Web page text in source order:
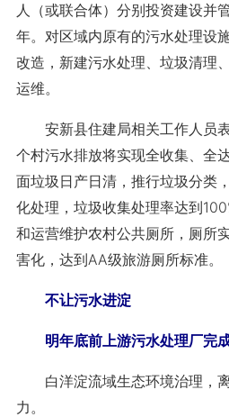
人（或联合体）分别投资建设并
年。对区域内原有的污水处理设
改造，新建污水处理、垃圾清理
运维。
安新县住建局相关工作人员
个村污水排放将实现全收集、全
面垃圾日产日清，推行垃圾分类
化处理，垃圾收集处理率达到
和运营维护农村公共厕所，厕所
害化，达到AA级旅游厕所标准。
不让污水进淀
明年底前上游污水处理厂完
白洋淀流域生态环境治理，
力。